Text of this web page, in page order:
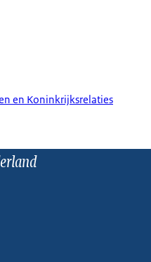
en Koninkrijksrelaties